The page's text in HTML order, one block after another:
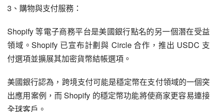
3、購物與支付服務：
Shopify 等電子商務平台是美國銀行點名的另一個潛在受益
領域。Shopify 已宣布計劃與 Circle 合作，推出 USDC 支
付選項並擴展其加密貨幣結帳選項。
美國銀行認為，跨境支付可能是穩定幣在支付領域的一個突
出應用案例，而 Shopify 的穩定幣功能將使商家更容易連接
全球客戶。